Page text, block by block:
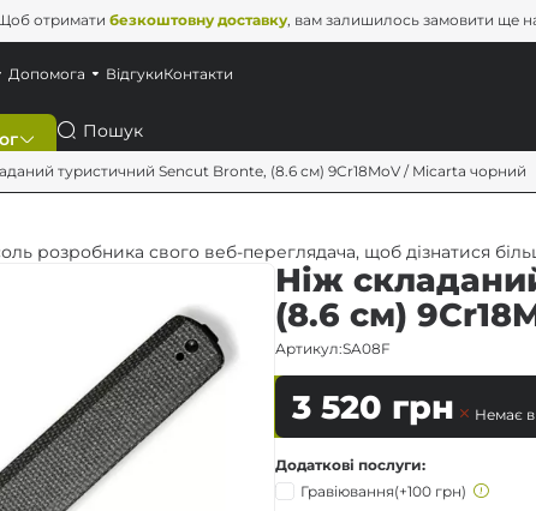
отриматибезкоштовну доставку, вам залишилось замовити ще
Пошук
Допомога ВідгукиКонтакти
туристичний Sencut Bronte, (8.6 см) 9Cr18MoV / Micarta чорний
розробника свого веб-переглядача, щоб дізнатися
Ніж
(8.6 см)
Артикул:SA08F
3 520 грн Немає в
Додаткові послуги
Гравіювання(+100 грн)